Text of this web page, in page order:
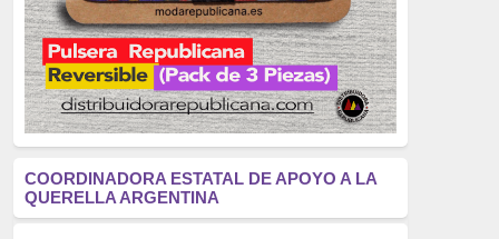
Guerra
(1674)
genocidio
(1234)
mujer
(1070)
Eventos
(914)
COORDINADORA ESTATAL DE APOYO A LA
QUERELLA ARGENTINA